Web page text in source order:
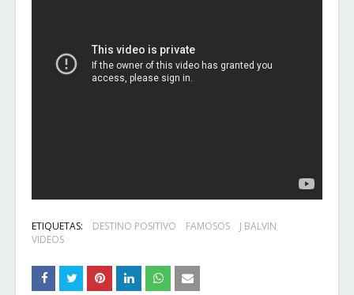
ETIQUETAS: DESTINO POSITIVO FAMOSOS
J BALVIN
VIDEOS